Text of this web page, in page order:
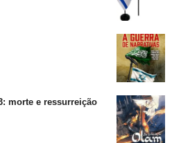
morte e ressurreição